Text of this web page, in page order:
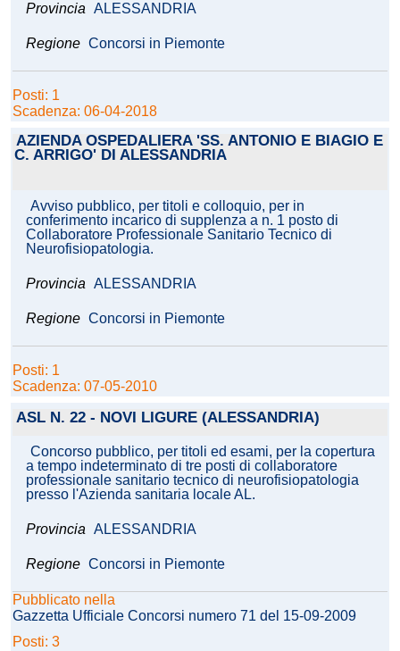
Provincia ALESSANDRIA
Regione Concorsi in Piemonte
Posti: 1
Scadenza: 06-04-2018
AZIENDA OSPEDALIERA 'SS. ANTONIO E BIAGIO E
C. ARRIGO' DI ALESSANDRIA
Avviso pubblico, per titoli e colloquio, per in
conferimento incarico di supplenza a n. 1 posto di
Collaboratore Professionale Sanitario Tecnico di
Neurofisiopatologia.
Provincia ALESSANDRIA
Regione Concorsi in Piemonte
Posti: 1
Scadenza: 07-05-2010
ASL N. 22 - NOVI LIGURE (ALESSANDRIA)
Concorso pubblico, per titoli ed esami, per la copertura
a tempo indeterminato di tre posti di collaboratore
professionale sanitario tecnico di neurofisiopatologia
presso l'Azienda sanitaria locale AL.
Provincia ALESSANDRIA
Regione Concorsi in Piemonte
Pubblicato nella
Gazzetta Ufficiale Concorsi numero 71 del 15-09-2009
Posti: 3